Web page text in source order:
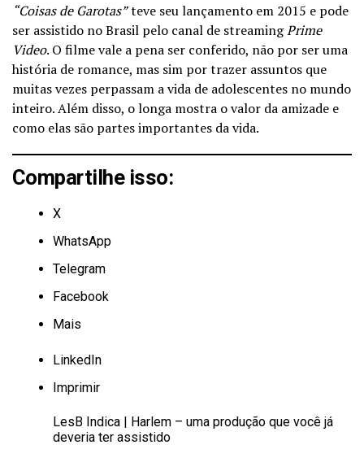
“Coisas de Garotas”teve seu lançamento em 2015 e pode
ser assistido no Brasil pelo canal de streamingPrime
Video. O filme vale a pena ser conferido, não por ser uma
história de romance, mas sim por trazer assuntos que
muitas vezes perpassam a vida de adolescentes no mundo
inteiro. Além disso, o longa mostra o valor da amizade e
como elas são partes importantes da vida.
Compartilhe isso:
X
WhatsApp
Telegram
Facebook
Mais
LinkedIn
Imprimir
LesB Indica | Harlem – uma produção que você já
deveria ter assistido